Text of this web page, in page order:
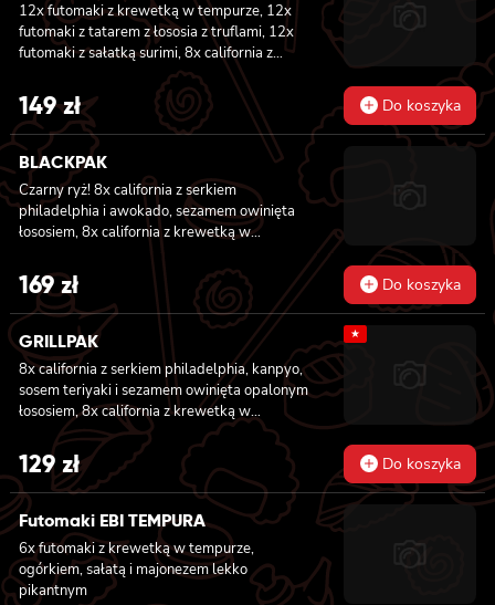
12x futomaki z krewetką w tempurze, 12x
futomaki z tatarem z łososia z truflami, 12x
futomaki z sałatką surimi, 8x california z
tuńczykiem, 8x california z pieczonym
łososiem, 8x california z sałatką surimi, 8x
hosomaki z sałatką wakame, 8x hosomaki z
tuńczykiem, 8x hosomaki z wędzonym tofu,
8x hosomaki z pieczonym łososiem i 8x
hosomaki z kanpyo
149zł Do koszyka
BLACKPAK
Czarny ryż! 8x california z serkiem
philadelphia i awokado, sezamem owinięta
łososiem, 8x california z krewetką w
tempurze, ogórkiem i majonezem lekko
pikantnym, masago i sezamem owinięta
łososiem, 12x futomaki z łososiem
pieczonym, serkiem philadelphia, sosem
teriyaki, sezamem, awokado, ogórkiem i
kanpyo 8x california z łososiem i awokado,
serkiem philadelphia, masago, sezam, 8x
hosomaki z łososiem
169zł Do koszyka
GRILLPAK
8x california z serkiem philadelphia, kanpyo,
sosem teriyaki i sezamem owinięta opalonym
łososiem, 8x california z krewetką w
tempurze, majonezem lekko pikantnym,
ogórkiem, sezamem i masago, 6x futomaki z
pieczonym łososiem, serkiem philadelphia,
awokado, ogórkiem, kanpyo i sałatą, sosem
teriyaki i sezamem, 6x futomaki z surimi,
kanpyo i ogórkiem, 6x futomaki z krewetką w
tempurze, ogórkiem, sałatą i majonezem
lekko pikantnym, 8x maki z ogórkiem
★
129 zł Do koszyka
Futomaki EBI TEMPURA
6x futomaki z krewetką w tempurze,
ogórkiem, sałatą i majonezem lekko
pikantnym